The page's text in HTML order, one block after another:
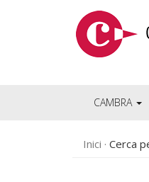
CAMBRA
Inici Cerca